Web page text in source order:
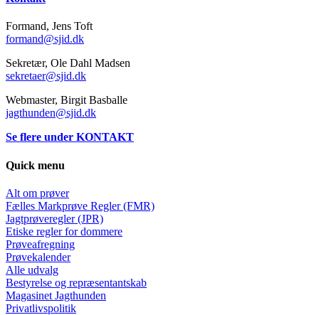
Formand, Jens Toft
formand@sjid.dk
Sekretær, Ole Dahl Madsen
sekretaer@sjid.dk
Webmaster, Birgit Basballe
jagthunden@sjid.dk
Se flere under KONTAKT
Quick menu
Alt om prøver
Fælles Markprøve Regler (FMR)
Jagtprøveregler (JPR)
Etiske regler for dommere
Prøveafregning
Prøvekalender
Alle udvalg
Bestyrelse og repræsentantskab
Magasinet Jagthunden
Privatlivspolitik